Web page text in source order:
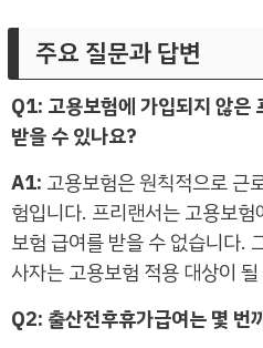
주요 질문과 답변
Q1: 고용보험에 가입되지 않은
받을 수 있나요?
A1: 고용보험은 원칙적으로 근
험입니다. 프리랜서는 고용보
보험 급여를 받을 수 없습니다.
사자는 고용보험 적용 대상이
Q2: 출산전후휴가급여는 몇 번